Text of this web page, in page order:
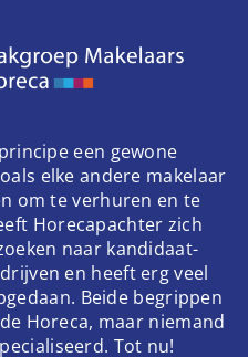
een gewone
elke andere makelaar
om te verhuren en te
Horecapachter zich
naar kandidaat-
en heeft erg veel
Beide begrippen
Horeca, maar niemand
Tot nu!